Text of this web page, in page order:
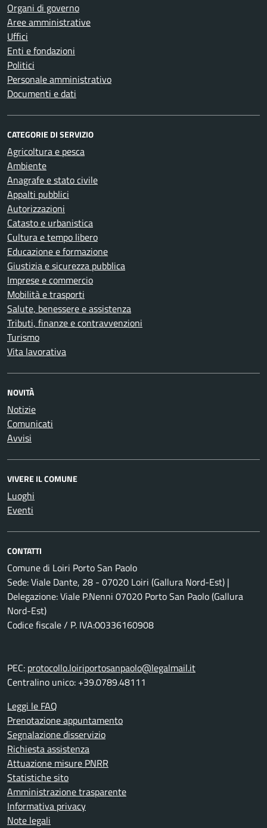
Organi di governo
Aree amministrative
Uffici
Enti e fondazioni
Politici
Personale amministrativo
Documenti e dati
CATEGORIE DI SERVIZIO
Agricoltura e pesca
Ambiente
Anagrafe e stato civile
Appalti pubblici
Autorizzazioni
Catasto e urbanistica
Cultura e tempo libero
Educazione e formazione
Giustizia e sicurezza pubblica
Imprese e commercio
Mobilità e trasporti
Salute, benessere e assistenza
Tributi, finanze e contravvenzioni
Turismo
Vita lavorativa
NOVITÀ
Notizie
Comunicati
Avvisi
VIVERE IL COMUNE
Luoghi
Eventi
CONTATTI
Comune di Loiri Porto San Paolo
Sede: Viale Dante, 28 - 07020 Loiri (Gallura Nord-Est) |
Delegazione: Viale P.Nenni 07020 Porto San Paolo (Gallura
Nord-Est)
Codice fiscale / P. IVA:00336160908
PEC: protocollo.loiriportosanpaolo@legalmail.it
Centralino unico: +39.0789.48111
Leggi le FAQ
Prenotazione appuntamento
Segnalazione disservizio
Richiesta assistenza
Attuazione misure PNRR
Statistiche sito
Amministrazione trasparente
Informativa privacy
Note legali